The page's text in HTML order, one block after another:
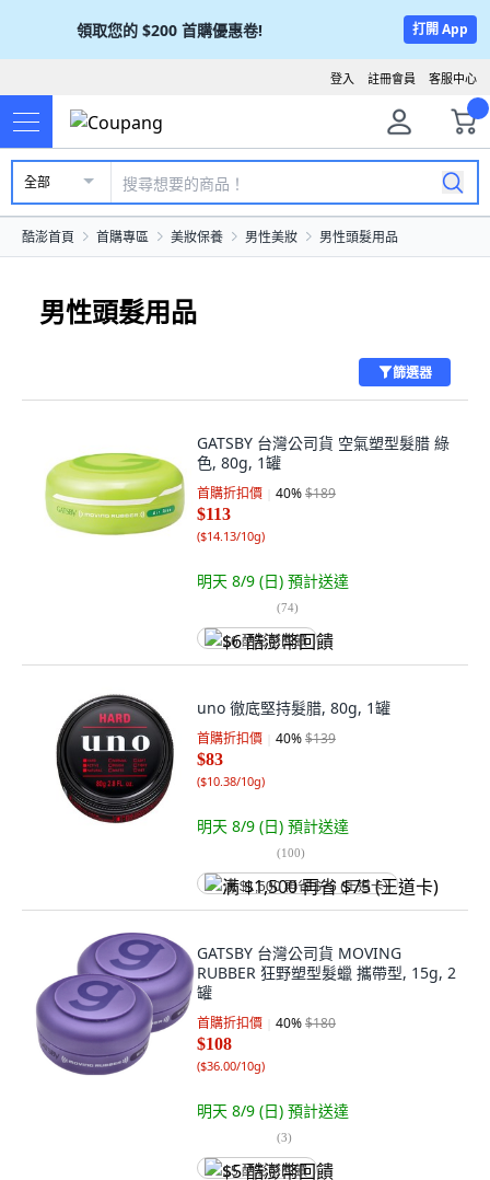
領取您的 $200 首購優惠卷! 打開 App
客服中心
註冊會員
登入
全部
酷澎首頁 首購專區 美妝保養 男性美妝 男性頭髮用品
男性頭髮用品
篩選器
GATSBY 台灣公司貨 空氣塑型髮腊 綠
色, 80g, 1罐
首購折扣價 40%$189
$113
($14.13/10g)
明天 8/9 (日) 預計送達
(74)
$6 酷澎幣回饋
uno 徹底堅持髮腊, 80g, 1罐
首購折扣價 40%$139
$83
($10.38/10g)
明天 8/9 (日) 預計送達
(100)
满 $1,500 再省 $75 (王道卡)
GATSBY 台灣公司貨 MOVING
RUBBER 狂野塑型髮蠟 攜帶型, 15g, 2
罐
首購折扣價 40%$180
$108
($36.00/10g)
明天 8/9 (日) 預計送達
(3)
$5 酷澎幣回饋